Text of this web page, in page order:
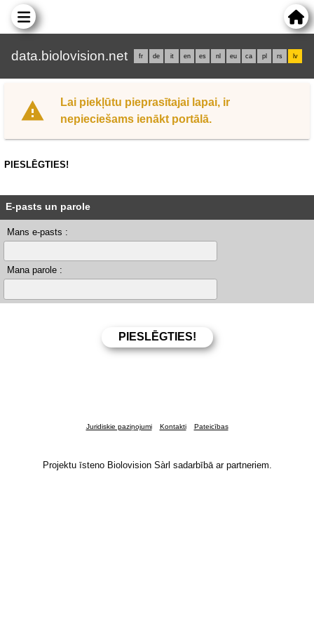
data.biolovision.net fr de it en es nl eu ca pl rs lv
Lai piekļūtu pieprasītajai lapai, ir
nepieciešams ienākt portālā.
PIESLĒGTIES!
E-pasts un parole
Mans e-pasts :
Mana parole :
Juridiskie paziņojumi Kontakti Pateicības
Projektu īsteno Biolovision Sàrl sadarbībā ar partneriem.